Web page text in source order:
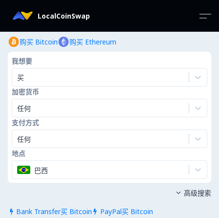
LocalCoinSwap
购买 Bitcoin 购买 Ethereum
我想要
买
加密货币
任何
支付方式
任何
地点
巴西
 Bank Transfer买 Bitcoin  PayPal买 Bitcoin
 高级搜索